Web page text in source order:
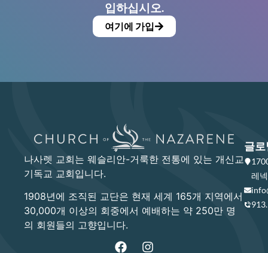
입하십시오.
여기에 가입
나사렛 교회는 웨슬리안-거룩한 전통에 있는 개신교
기독교 교회입니다.
1908년에 조직된 교단은 현재 세계 165개 지역에서
30,000개 이상의 회중에서 예배하는 약 250만 명
의 회원들의 고향입니다.
글로
레